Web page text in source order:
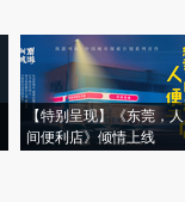
【特别呈现】《东莞，人
间便利店》倾情上线